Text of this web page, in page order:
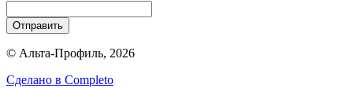
Отправить
© Альта-Профиль, 2026
Сделано в Completo